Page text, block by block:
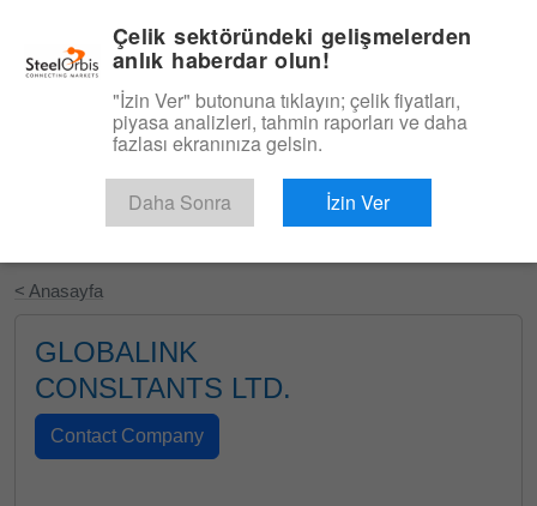
Ücretsiz Deneyin
< Anasayfa
GLOBALINK
CONSLTANTS LTD.
Çelik sektöründeki gelişmelerden
anlık haberdar olun!
"İzin Ver" butonuna tıklayın; çelik fiyatları,
piyasa analizleri, tahmin raporları ve daha
fazlası ekranınıza gelsin.
Daha Sonra İzin Ver